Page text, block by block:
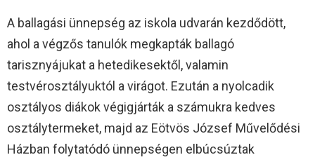
A ballagási ünnepség az iskola udvarán kezdődött,
ahol a végzős tanulók megkapták ballagó
tarisznyájukat a hetedikesektől, valamin
testvérosztályuktól a virágot. Ezután a nyolcadik
osztályos diákok végigjárták a számukra kedves
osztálytermeket, majd az Eötvös József Művelődési
Házban folytatódó ünnepségen elbúcsúztak